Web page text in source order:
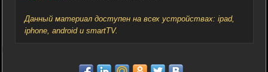
Данный материал доступен на всех устройствах: ipad,
iphone, android и smartTV.